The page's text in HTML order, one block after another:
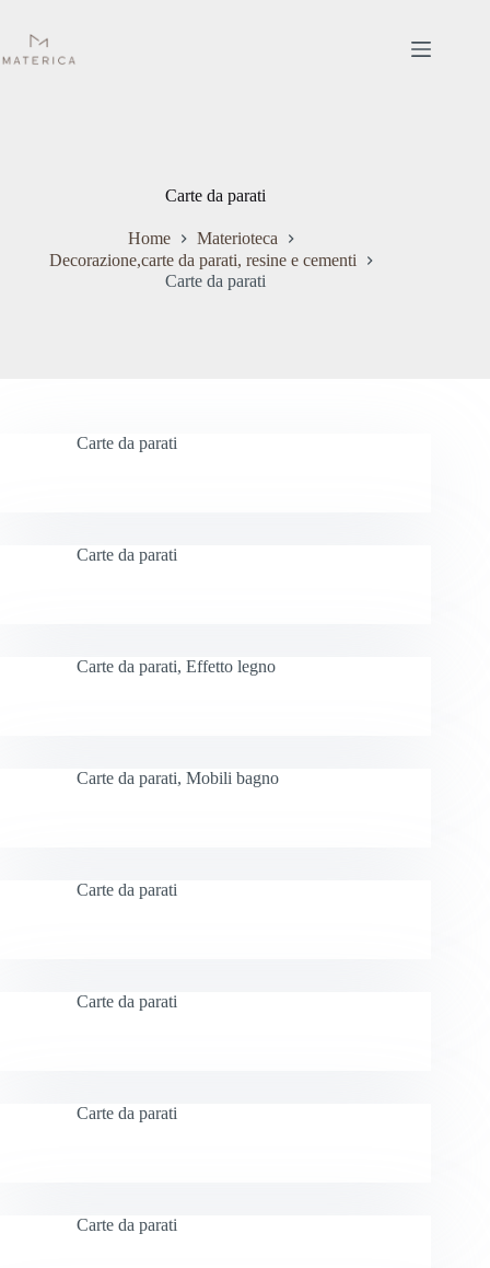
contenuto
Carte da parati
Home
Materioteca
Decorazione,carte da parati, resine e cementi
Carte da parati
Carte da parati
Carte da parati
Carte da parati, Effetto legno
Carte da parati, Mobili bagno
Carte da parati
Carte da parati
Carte da parati
Carte da parati